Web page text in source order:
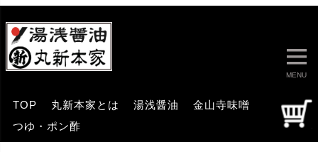
MENU
TOP 丸新本家とは 湯浅醤油
金山寺味噌
つゆ・ポン酢